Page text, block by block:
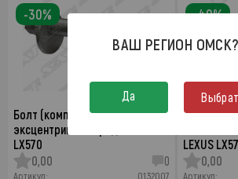
Болт (комплект) с
эксцентриком передний LEXUS
LX570
0,00
0
Артикул:
0132007
-30%
Втулка
LEXUS
0,00
Артикул:
-40%
ВАШ РЕГИОН ОМСК?
Да